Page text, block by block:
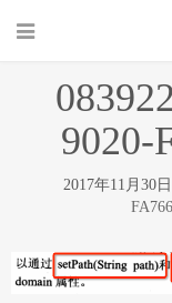
9020-
2017年11月30